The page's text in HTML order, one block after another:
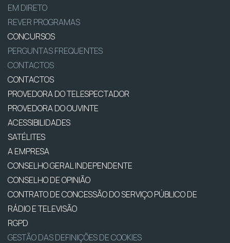
EM DIRETO
REVER PROGRAMAS
CONCURSOS
PERGUNTAS FREQUENTES
CONTACTOS
CONTACTOS
PROVEDORA DO TELESPECTADOR
PROVEDORA DO OUVINTE
ACESSIBILIDADES
SATÉLITES
A EMPRESA
CONSELHO GERAL INDEPENDENTE
CONSELHO DE OPINIÃO
CONTRATO DE CONCESSÃO DO SERVIÇO PÚBLICO DE
RÁDIO E TELEVISÃO
RGPD
GESTÃO DAS DEFINIÇÕES DE COOKIES